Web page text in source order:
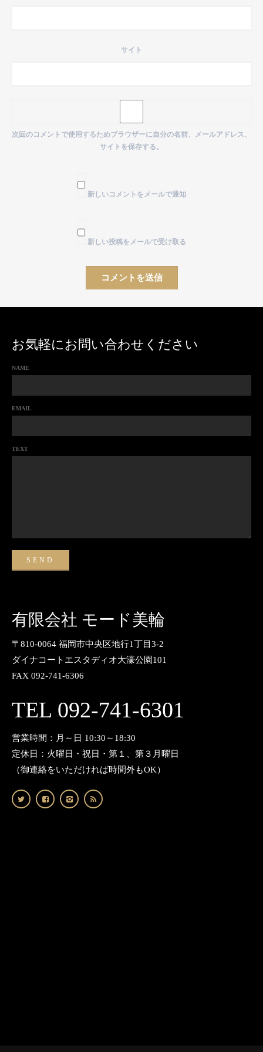
サイト
次回のコメントで使用するためブラウザーに自分の名前、メールアドレス、
サイトを保存する。
新しいコメントをメールで通知
新しい投稿をメールで受け取る
お気軽にお問い合わせください
NAME
EMAIL
TEXT
有限会社 モード美輪
〒810-0064 福岡市中央区地行1丁目3-2
ダイナコートエスタディオ大濠公園101
FAX 092-741-6306
TEL 092-741-6301
営業時間：月～日 10:30～18:30
定休日：火曜日・祝日・第１、第３月曜日
（御連絡をいただければ時間外もOK）